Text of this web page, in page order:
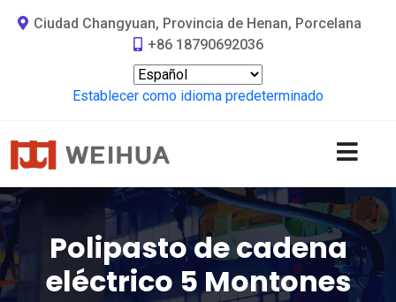
Ciudad Changyuan, Provincia de Henan, Porcelana
+86 18790692036
Establecer como idioma predeterminado
Polipasto de cadena
eléctrico 5 Montones